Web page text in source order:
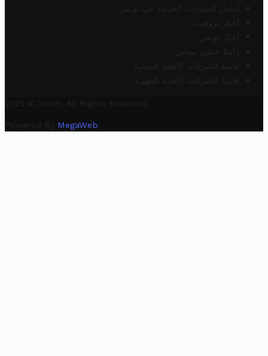
أسعار السيارات الجديدة في تونس
أخبار تروفيت
أخبار تونس
رابط خلفي مجاني
قائمة الشركات الأهلية المحلية
قائمة الشركات الأهلية الجهوية
2025 © Trovit. All Rights Reserved.
Powered By MegaWeb